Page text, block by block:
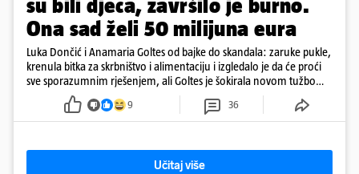
su bili djeca, završilo je burno.
Ona sad želi 50 milijuna eura
Luka Dončić i Anamaria Goltes od bajke do skandala: zaruke pukle,
krenula bitka za skrbništvo i alimentaciju i izgledalo je da će proći
sve sporazumnim rješenjem, ali Goltes je šokirala novom tužbom
u Sloveniji
9 36
Učitaj više